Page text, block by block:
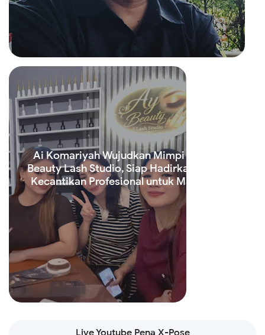
Ai Komariyah Wujudkan Mimpi Lewat Ay
Beauty Lash Studio, Siap Hadirkan Layanan
Kecantikan Profesional untuk Masyarakat
Read more
Live Youtube Pena X-Pose